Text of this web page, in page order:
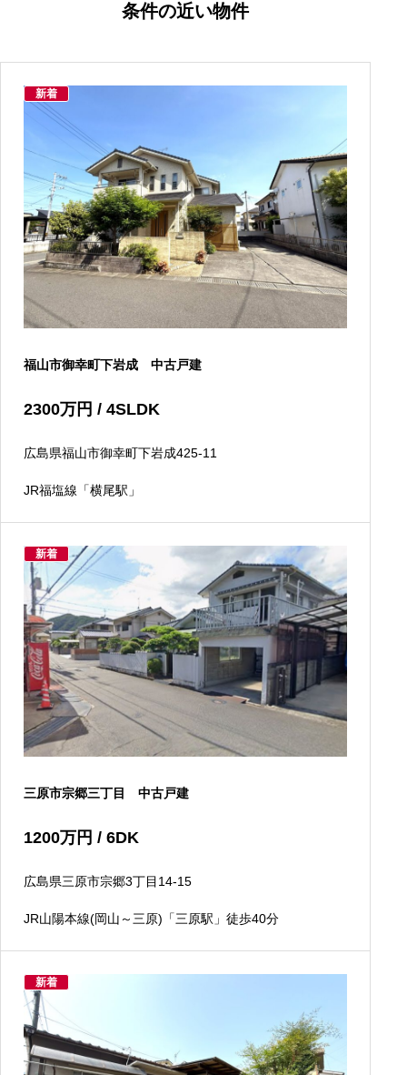
条件の近い物件
新着
福山市御幸町下岩成 中古戸建
2300万円 / 4SLDK
広島県福山市御幸町下岩成425-11
JR福塩線「横尾駅」
新着
三原市宗郷三丁目 中古戸建
1200万円 / 6DK
広島県三原市宗郷3丁目14-15
JR山陽本線(岡山～三原)「三原駅」徒歩40分
新着